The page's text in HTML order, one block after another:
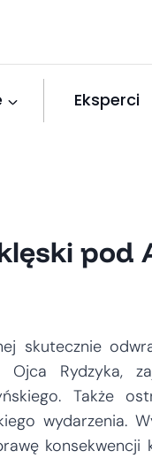
Eksperci
pod
skutecznie
Ojca Rydzyka,
Także
wydarzenia.